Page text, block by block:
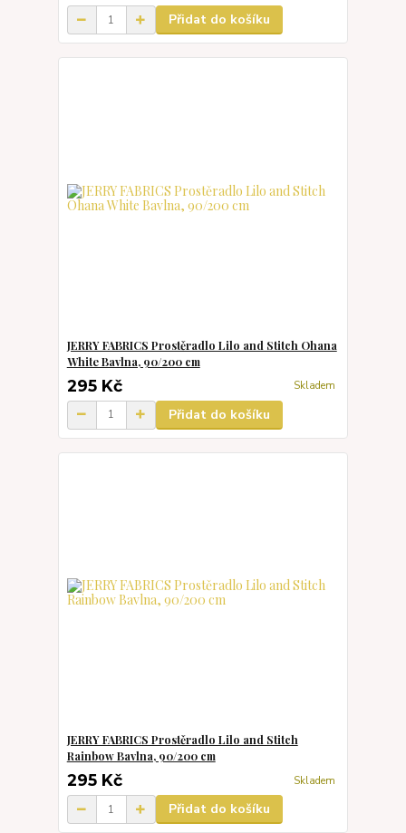
Přidat do košíku
JERRY FABRICS Prostěradlo Lilo and Stitch Ohana
White Bavlna, 90/200 cm
295 Kč Skladem
Přidat do košíku
JERRY FABRICS Prostěradlo Lilo and Stitch
Rainbow Bavlna, 90/200 cm
295 Kč Skladem
Přidat do košíku